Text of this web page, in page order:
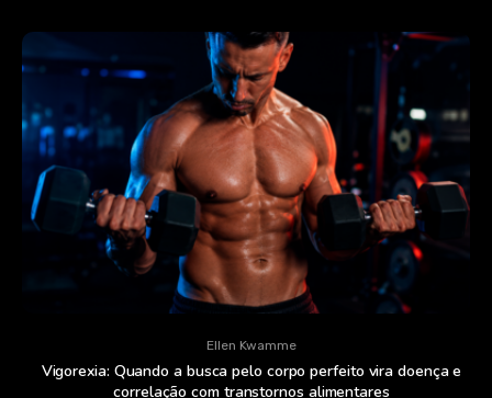
Ellen Kwamme
Vigorexia: Quando a busca pelo corpo perfeito vira doença e
correlação com transtornos alimentares